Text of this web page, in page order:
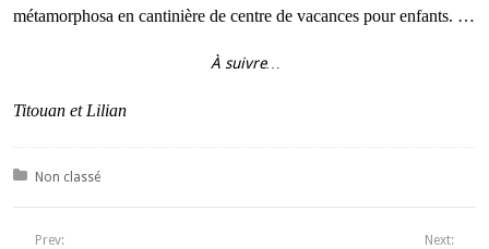
métamorphosa en cantinière de centre de vacances pour enfants. …
À suivre…
Titouan et Lilian
Posted in:
Non classé
Prev: Next: